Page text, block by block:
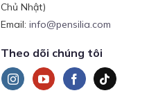
Chủ Nhật)
Email: info@pensilia.com
Theo dõi chúng tôi